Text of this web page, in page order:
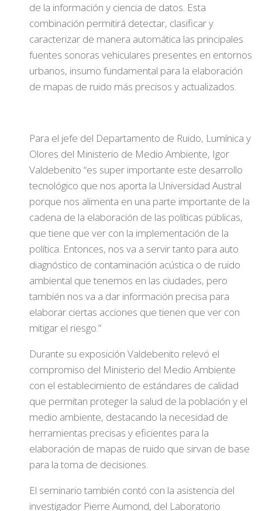
de la información y ciencia de datos. Esta
combinación permitirá detectar, clasificar y
caracterizar de manera automática las principales
fuentes sonoras vehiculares presentes en entornos
urbanos, insumo fundamental para la elaboración
de mapas de ruido más precisos y actualizados.
Para el jefe del Departamento de Ruido, Lumínica y
Olores del Ministerio de Medio Ambiente, Igor
Valdebenito “es super importante este desarrollo
tecnológico que nos aporta la Universidad Austral
porque nos alimenta en una parte importante de la
cadena de la elaboración de las políticas públicas,
que tiene que ver con la implementación de la
política. Entonces, nos va a servir tanto para auto
diagnóstico de contaminación acústica o de ruido
ambiental que tenemos en las ciudades, pero
también nos va a dar información precisa para
elaborar ciertas acciones que tienen que ver con
mitigar el riesgo.”
Durante su exposición Valdebenito relevó el
compromiso del Ministerio del Medio Ambiente
con el establecimiento de estándares de calidad
que permitan proteger la salud de la población y el
medio ambiente, destacando la necesidad de
herramientas precisas y eficientes para la
elaboración de mapas de ruido que sirvan de base
para la toma de decisiones.
El seminario también contó con la asistencia del
investigador Pierre Aumond, del Laboratorio